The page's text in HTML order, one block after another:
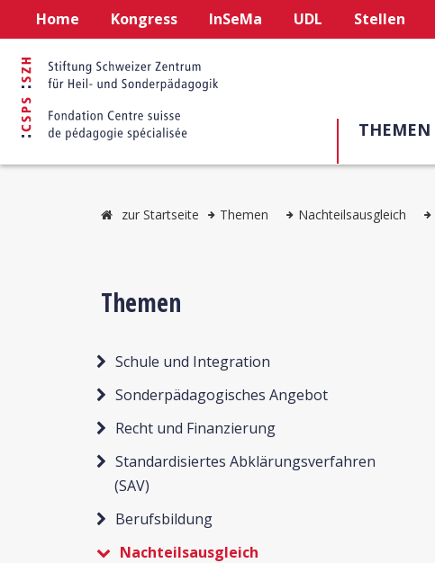
Home Kongress InSeMa UDL Stellen
THEMEN
zur Startseite Themen Nachteilsausgleich
Themen
Schule und Integration
Sonderpädagogisches Angebot
Recht und Finanzierung
Standardisiertes Abklärungsverfahren
(SAV)
Berufsbildung
Nachteilsausgleich